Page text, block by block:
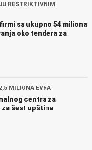
RESTRIKTIVNIM
sa ukupno 54 miliona
oko tendera za
MILIONA EVRA
centra za
za šest opština